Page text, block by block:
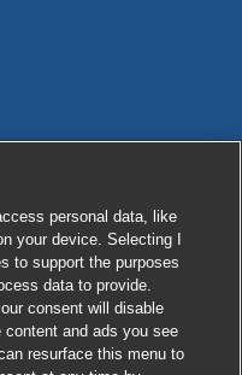
personal data, like
your device. Selecting I
to support the purposes
data to provide.
consent will disable
and ads you see
resurface this menu to